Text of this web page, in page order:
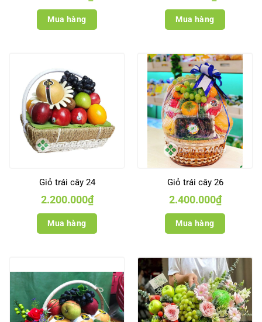
Mua hàng Mua hàng
Giỏ trái cây 24
2.200.000₫
Mua hàng
Giỏ trái cây 26
2.400.000₫
Mua hàng